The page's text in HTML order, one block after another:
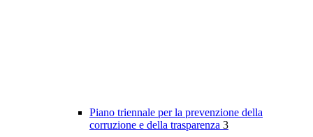
Piano triennale per la prevenzione della
corruzione e della trasparenza 3